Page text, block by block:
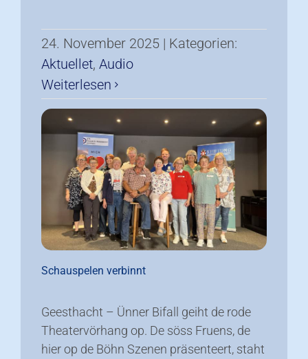
24. November 2025 | Kategorien:
Aktuellet, Audio
Weiterlesen
Schauspelen verbinnt
Geesthacht – Ünner Bifall geiht de rode
Theatervörhang op. De söss Fruens, de
hier op de Böhn Szenen präsenteert, staht